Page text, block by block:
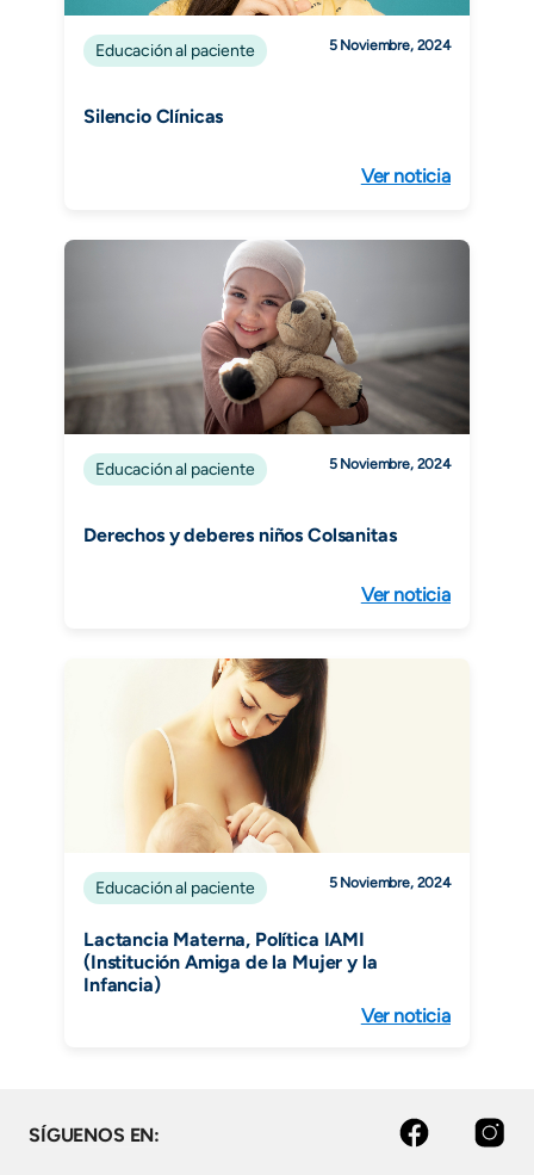
Educación al paciente 5 Noviembre, 2024
Silencio Clínicas
Ver noticia
Educación al paciente 5 Noviembre, 2024
Derechos y deberes niños Colsanitas
Ver noticia
Educación al paciente 5 Noviembre, 2024
Lactancia Materna, Política IAMI
(Institución Amiga de la Mujer y la
Infancia)
Ver noticia
SÍGUENOS EN: Facebook Instagram